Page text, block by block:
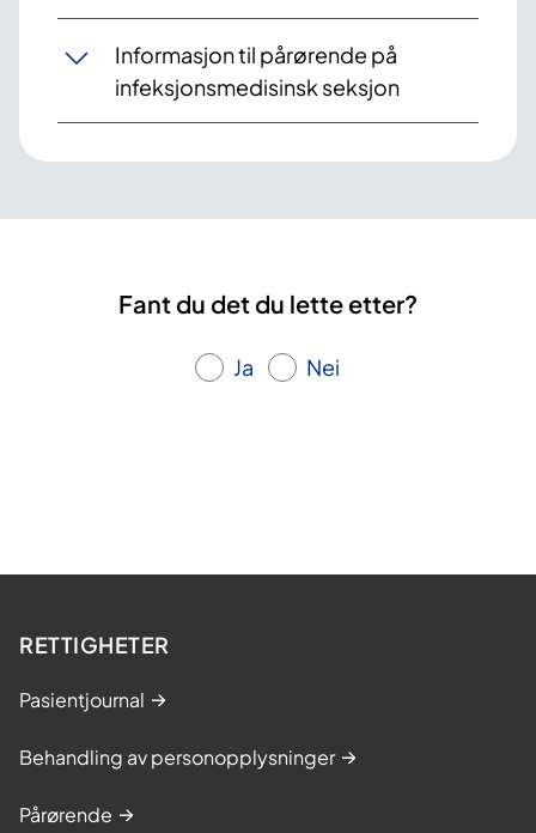
Informasjon til pårørende på
infeksjonsmedisinsk seksjon
Fant du det du lette etter?
Ja Nei
RETTIGHETER
Pasientjournal
Behandling av personopplysninger
Pårørende